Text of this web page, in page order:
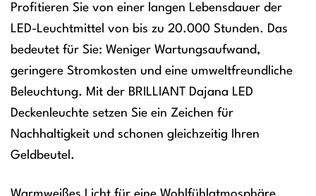
Profitieren Sie von einer langen Lebensdauer der
LED-Leuchtmittel von bis zu 20.000 Stunden. Das
bedeutet für Sie: Weniger Wartungsaufwand,
geringere Stromkosten und eine umweltfreundliche
Beleuchtung. Mit der BRILLIANT Dajana LED
Deckenleuchte setzen Sie ein Zeichen für
Nachhaltigkeit und schonen gleichzeitig Ihren
Geldbeutel.